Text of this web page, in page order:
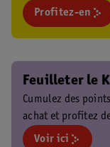
Profitez-en
Feuilleter le
Cumulez des
achat et profitez
Voir ici